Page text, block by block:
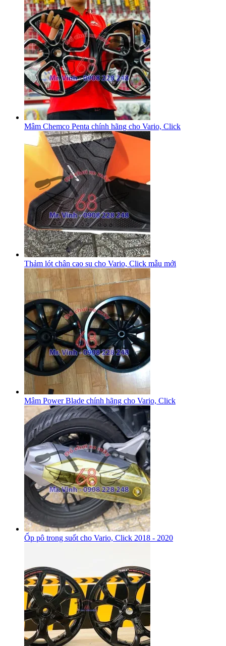
Mâm Chemco Penta chính hãng cho Vario, Click
Thảm lót chân cao su cho Vario, Click mẫu mới
Mâm Power Blade chính hãng cho Vario, Click
Ốp pô trong suốt cho Vario, Click 2018 - 2020